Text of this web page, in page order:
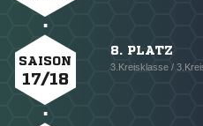
SAISON
17/18
8. PLATZ
3.Kreisklasse /